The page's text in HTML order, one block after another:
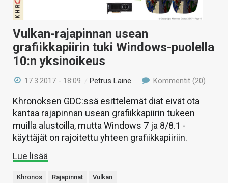
Vulkan-rajapinnan usean
grafiikkapiirin tuki Windows-puolella
10:n yksinoikeus
17.3.2017 - 18:09 /Petrus Laine Kommentit (20)
Khronoksen GDC:ssä esittelemät diat eivät ota
kantaa rajapinnan usean grafiikkapiirin tukeen
muilla alustoilla, mutta Windows 7 ja 8/8.1 -
käyttäjät on rajoitettu yhteen grafiikkapiiriin.
Lue lisää
Khronos Rajapinnat Vulkan